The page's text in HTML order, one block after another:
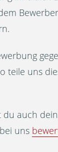
teile uns
du auch
uns